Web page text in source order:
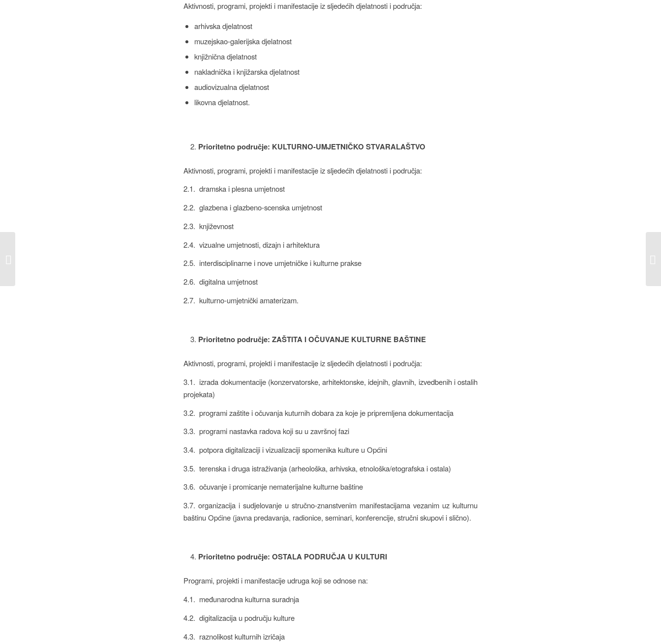
Aktivnosti, programi, projekti i manifestacije iz sljedećih djelatnosti i područja:
arhivska djelatnost
muzejskao-galerijska djelatnost
knjižnična djelatnost
nakladnička i knjižarska djelatnost
audiovizualna djelatnost
likovna djelatnost.
Prioritetno područje: KULTURNO-UMJETNIČKO STVARALAŠTVO
Aktivnosti, programi, projekti i manifestacije iz sljedećih djelatnosti i područja:
2.1. dramska i plesna umjetnost
2.2. glazbena i glazbeno-scenska umjetnost
2.3. književnost
2.4. vizualne umjetnosti, dizajn i arhitektura
2.5. interdisciplinarne i nove umjetničke i kulturne prakse
2.6. digitalna umjetnost
2.7. kulturno-umjetnički amaterizam.
Prioritetno područje: ZAŠTITA I OČUVANJE KULTURNE BAŠTINE
Aktivnosti, programi, projekti i manifestacije iz sljedećih djelatnosti i područja:
3.1. izrada dokumentacije (konzervatorske, arhitektonske, idejnih, glavnih, izvedbenih i ostalih
projekata)
3.2. programi zaštite i očuvanja kuturnih dobara za koje je pripremljena dokumentacija
3.3. programi nastavka radova koji su u završnoj fazi
3.4. potpora digitalizaciji i vizualizaciji spomenika kulture u Općini
3.5. terenska i druga istraživanja (arheološka, arhivska, etnološka/etografska i ostala)
3.6. očuvanje i promicanje nematerijalne kulturne baštine
3.7. organizacija i sudjelovanje u stručno-znanstvenim manifestacijama vezanim uz kulturnu
baštinu Općine (javna predavanja, radionice, seminari, konferencije, stručni skupovi i slično).
Prioritetno područje: OSTALA PODRUČJA U KULTURI
Programi, projekti i manifestacije udruga koji se odnose na:
4.1. međunarodna kulturna suradnja
4.2. digitalizacija u području kulture
4.3. raznolikost kulturnih izričaja